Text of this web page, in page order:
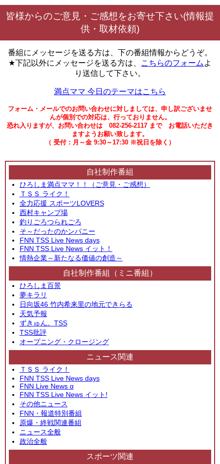
皆様からのご意見・ご感想をお寄せ下さい(情報提
供・取材依頼)
番組にメッセージを送る方は、下の番組情報からどうぞ。
★下記以外にメッセージを送る方は、
こちらのフォーム よ
り送信して下さい。
満点ママ 今日のテーマはこちら
フォーム・メールでのお問い合わせに対しましては、申し訳ございませ
んが個別での対応は、行っておりません。
恐れ入りますが、お問い合わせは 082-256-2117 まで お電話いただき
ますようお願い致します。
（ 受付：月～金 9:30～17:30 ※祝日を除く）
自社制作番組
ひろしま満点ママ！！（ご意見・ご感想）
ＴＳＳ ライク！
全力応援 スポーツLOVERS
西村キャンプ場
釣りごろつられごろ
そ～だったのかンパニー
FNN TSS Live News days
FNN TSS Live News イット！
情熱企業～新たなる価値の創造～
自社制作番組（ミニ番組）
ひろしま百景
夢キラリ
日向坂46 竹内希来里の地元できらる
天気予報
ずきゅん。TSS
TSS批評
オープニング・クロージング
ニュース関連
ＴＳＳ ライク！
FNN TSS Live News days
FNN Live News α
FNN TSS Live News イット!
その他ニュース
FNN・報道特別番組
原爆・終戦関連番組
ニュース全般
政治全般
スポーツ関連